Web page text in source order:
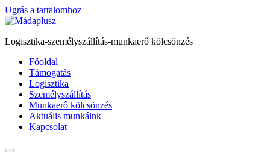
Ugrás a tartalomhoz
Logisztika-személyszállítás-munkaerő kölcsönzés
Főoldal
Támogatás
Logisztika
Személyszállítás
Munkaerő kölcsönzés
Aktuális munkáink
Kapcsolat